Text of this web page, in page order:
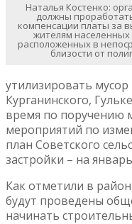
Наталья Костенко:
должны
компенсации платы за
жителям населенных
расположенных в
близости от
утилизировать
Курганинского,
время по поручению
мероприятий по
план Советского
застройки – на
Как отметили в
будут проведены
начинать